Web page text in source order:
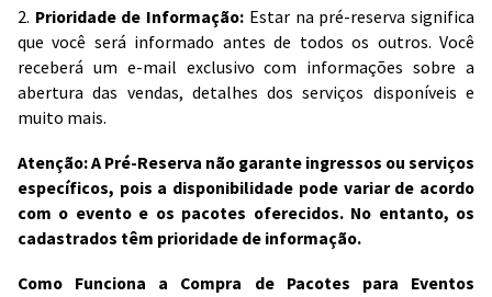
2. Prioridade de Informação: Estar na pré-reserva significa
que você será informado antes de todos os outros. Você
receberá um e-mail exclusivo com informações sobre a
abertura das vendas, detalhes dos serviços disponíveis e
muito mais.
Atenção: A Pré-Reserva não garante ingressos ou serviços
específicos, pois a disponibilidade pode variar de acordo
com o evento e os pacotes oferecidos. No entanto, os
cadastrados têm prioridade de informação.
Como Funciona a Compra de Pacotes para Eventos